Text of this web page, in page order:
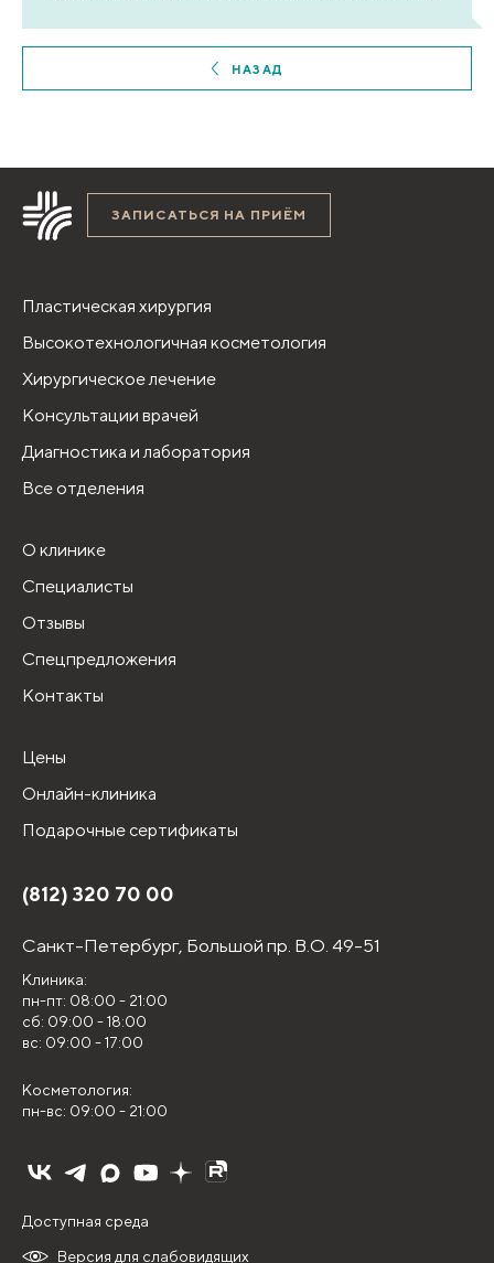
НАЗАД
ЗАПИСАТЬСЯ НА ПРИЁМ
Пластическая хирургия
Высокотехнологичная косметология
Хирургическое лечение
Консультации врачей
Диагностика и лаборатория
Все отделения
О клинике
Специалисты
Отзывы
Спецпредложения
Контакты
Цены
Онлайн-клиника
Подарочные сертификаты
(812) 320 70 00
Санкт-Петербург, Большой пр. В.О. 49-51
Клиника:
пн-пт: 08:00 - 21:00
сб: 09:00 - 18:00
вс: 09:00 - 17:00
Косметология:
пн-вс: 09:00 - 21:00
Версия для слабовидящих
Доступная среда